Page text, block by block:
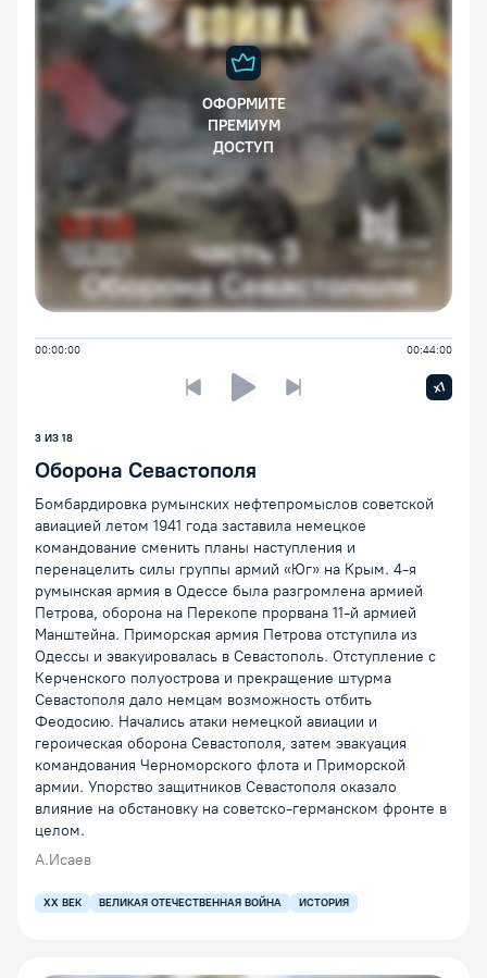
ОФОРМИТЕ
ПРЕМИУМ
ДОСТУП
00:00:00 00:44:00
Предыдущая лекцияСледующая лекция
x1
3 ИЗ 18
Оборона Севастополя
Бомбардировка румынских нефтепромыслов советской
авиацией летом 1941 года заставила немецкое
командование сменить планы наступления и
перенацелить силы группы армий «Юг» на Крым. 4-я
румынская армия в Одессе была разгромлена армией
Петрова, оборона на Перекопе прорвана 11-й армией
Манштейна. Приморская армия Петрова отступила из
Одессы и эвакуировалась в Севастополь. Отступление с
Керченского полуострова и прекращение штурма
Севастополя дало немцам возможность отбить
Феодосию. Начались атаки немецкой авиации и
героическая оборона Севастополя, затем эвакуация
командования Черноморского флота и Приморской
армии. Упорство защитников Севастополя оказало
влияние на обстановку на советско-германском фронте в
целом.
А.Исаев
XX ВЕК ВЕЛИКАЯ ОТЕЧЕСТВЕННАЯ ВОЙНА ИСТОРИЯ